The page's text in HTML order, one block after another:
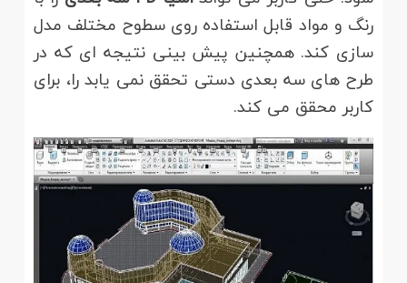
رنگ و مواد قابل استفاده روی سطوح مختلف مدل
سازی کند. همچنین پیش بینی نتیجه ای که در
طرح های سه بعدی دستی تحقق نمی یابد را، برای
کاربر محقق می کند.